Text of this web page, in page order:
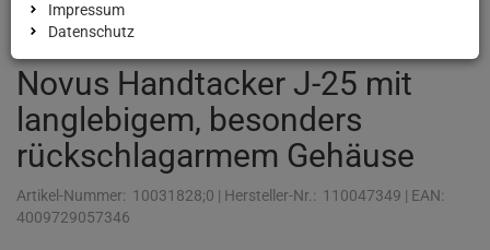
Novus Handtacker J-25 mit
langlebigem, besonders
rückschlagarmem Gehäuse
Artikel-Nummer: 10031828;0 | Hersteller-Nr.: 110047349 | EAN:
4009729057346
Impressum
Datenschutz